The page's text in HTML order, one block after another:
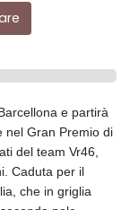
e partirà
nel Gran Premio di
del team Vr46,
Caduta per il
che in griglia